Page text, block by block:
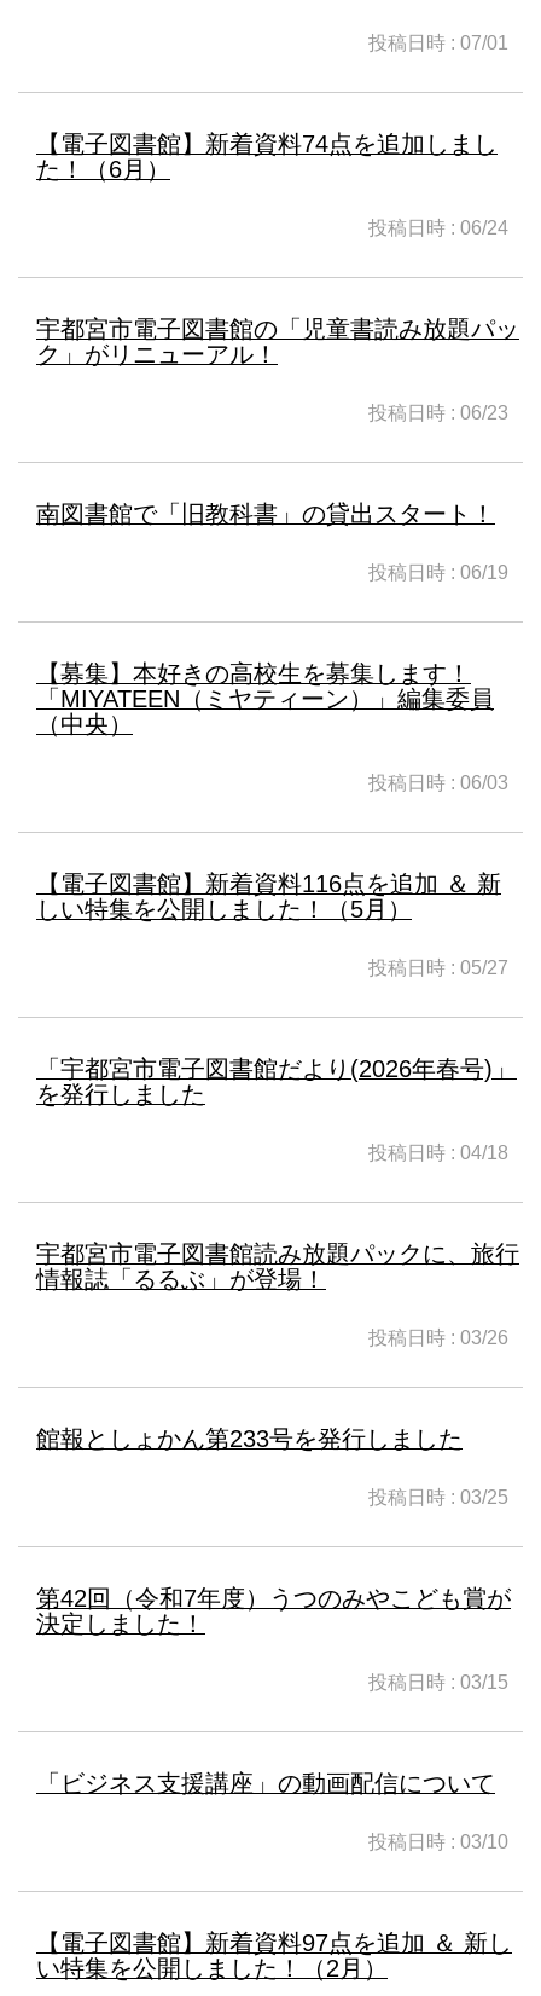
投稿日時 : 07/01
【電子図書館】新着資料74点を追加しまし
た！（6月）
投稿日時 : 06/24
宇都宮市電子図書館の「児童書読み放題パッ
ク」がリニューアル！
投稿日時 : 06/23
南図書館で「旧教科書」の貸出スタート！
投稿日時 : 06/19
【募集】本好きの高校生を募集します！
「MIYATEEN（ミヤティーン）」編集委員
（中央）
投稿日時 : 06/03
【電子図書館】新着資料116点を追加 ＆ 新
しい特集を公開しました！（5月）
投稿日時 : 05/27
「宇都宮市電子図書館だより(2026年春号)」
を発行しました
投稿日時 : 04/18
宇都宮市電子図書館読み放題パックに、旅行
情報誌「るるぶ」が登場！
投稿日時 : 03/26
館報としょかん第233号を発行しました
投稿日時 : 03/25
第42回（令和7年度）うつのみやこども賞が
決定しました！
投稿日時 : 03/15
「ビジネス支援講座」の動画配信について
投稿日時 : 03/10
【電子図書館】新着資料97点を追加 ＆ 新し
い特集を公開しました！（2月）